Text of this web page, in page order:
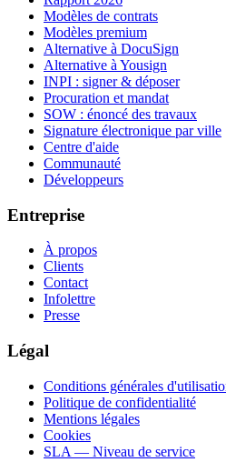
Modèles de contrats
Modèles premium
Alternative à DocuSign
Alternative à Yousign
INPI : signer & déposer
Procuration et mandat
SOW : énoncé des travaux
Signature électronique par ville
Centre d'aide
Communauté
Développeurs
Entreprise
À propos
Clients
Contact
Infolettre
Presse
Légal
Conditions générales
Politique de confidentialité
Mentions légales
Cookies
SLA — Niveau de service